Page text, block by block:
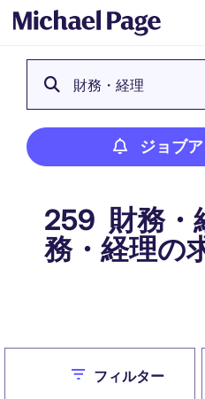
財務・経理
ジョブ
259 財務・
務・経理の
Closeフィルター